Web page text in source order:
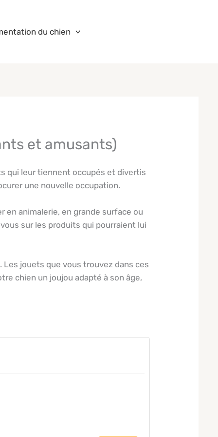
du chien
et amusants)
qui leur tiennent occupés et divertis
une nouvelle occupation.
en animalerie, en grande surface ou
sur les produits qui pourraient lui
jouets que vous trouvez dans ces
chien un joujou adapté à son âge,